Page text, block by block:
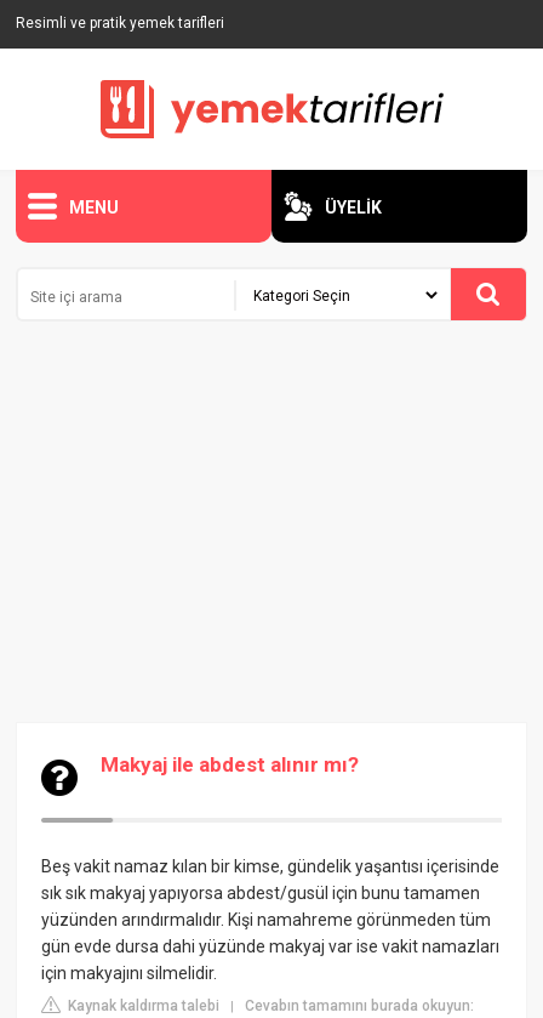
Resimli ve pratik yemek tarifleri
MENU ÜYELİK
Makyaj ile abdest alınır mı?
Beş vakit namaz kılan bir kimse, gündelik yaşantısı içerisinde
sık sık makyaj yapıyorsa abdest/gusül için bunu tamamen
yüzünden arındırmalıdır. Kişi namahreme görünmeden tüm
gün evde dursa dahi yüzünde makyaj var ise vakit namazları
için makyajını silmelidir.
Kaynak kaldırma talebi |Cevabın tamamını burada okuyun: